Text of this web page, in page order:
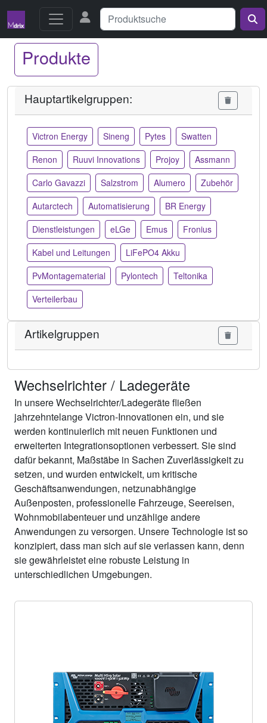
Produkte
Hauptartikelgruppen:
Victron Energy Sineng Pytes
Swatten
Renon
Ruuvi Innovations Projoy
Assmann
Carlo Gavazzi
Salzstrom Alumero
Zubehör
Autarctech
Automatisierung
BR Energy
Dienstleistungen
eLGe Emus
Fronius
Kabel und Leitungen
LiFePO4 Akku
PvMontagematerial
Pylontech
Teltonika
Verteilerbau
Artikelgruppen
Wechselrichter / Ladegeräte
In unsere Wechselrichter/Ladegeräte fließen
jahrzehntelange Victron-Innovationen ein, und sie
werden kontinuierlich mit neuen Funktionen und
erweiterten Integrationsoptionen verbessert. Sie sind
dafür bekannt, Maßstäbe in Sachen Zuverlässigkeit zu
setzen, und wurden entwickelt, um kritische
Geschäftsanwendungen, netzunabhängige
Außenposten, professionelle Fahrzeuge, Seereisen,
Wohnmobilabenteuer und unzählige andere
Anwendungen zu versorgen. Unsere Technologie ist so
konzipiert, dass man sich auf sie verlassen kann, denn
sie gewährleistet eine robuste Leistung in
unterschiedlichen Umgebungen.